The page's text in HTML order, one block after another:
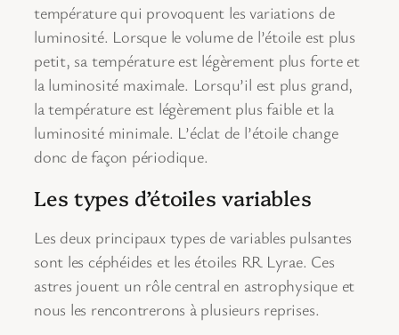
température qui provoquent les variations de
luminosité. Lorsque le volume de l’étoile est plus
petit, sa température est légèrement plus forte et
la luminosité maximale. Lorsqu’il est plus grand,
la température est légèrement plus faible et la
luminosité minimale. L’éclat de l’étoile change
donc de façon périodique.
Les types d’étoiles variables
Les deux principaux types de variables pulsantes
sont les céphéides et les étoiles RR Lyrae. Ces
astres jouent un rôle central en astrophysique et
nous les rencontrerons à plusieurs reprises.